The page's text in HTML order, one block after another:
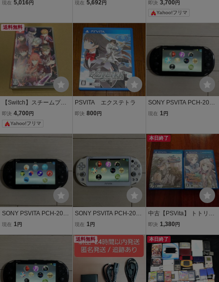
現在 5,016 円 現在 5,692 円
[通常版]
即決 3,700 円
Yahoo!フリマ
送料無料
【Switch】スチームプリ
ズン [通常版]
即決 4,700 円
Yahoo!フリマ
PSVITA エクステトラ
即決 800 円
SONY PSVITA PCH-2000
ZA11 1GB 本体 初期化 ソ
PlayStation プレステ ブラ
ック PS
現在 1 円
SONY PSVITA PCH-2000
ZA11 1GB 本体 初期化 ソ
現在 1円
SONY PSVITA PCH-2000
ZA12 1GB 本体 初期化 ソ
ータ プレイステーション
PlayStation プレステ ホワ
イト PS
現在 1円
本日終了
中古【PSVita】 トトリの
アトリエ Plus メルルの
即決 1,380 円
送料無料 本日終了